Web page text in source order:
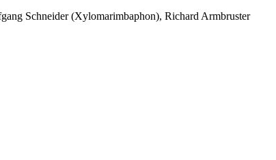
Schneider (Xylomarimbaphon), Richard Armbruster